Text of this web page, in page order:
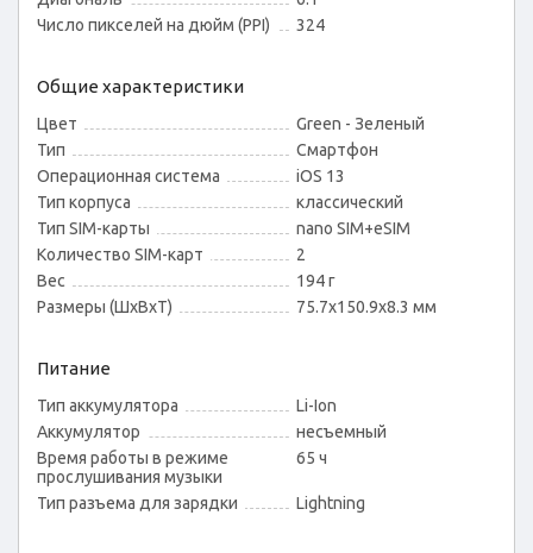
Число пикселей на дюйм (PPI)
324
Общие характеристики
Цвет
Green - Зеленый
Тип
Смартфон
Операционная система
iOS 13
Тип корпуса
классический
Тип SIM-карты
nano SIM+eSIM
Количество SIM-карт
2
Вес
194 г
Размеры (ШxВxТ)
75.7x150.9x8.3 мм
Питание
Тип аккумулятора
Li-Ion
Аккумулятор
несъемный
Время работы в режиме
прослушивания музыки
65 ч
Тип разъема для зарядки Lightning